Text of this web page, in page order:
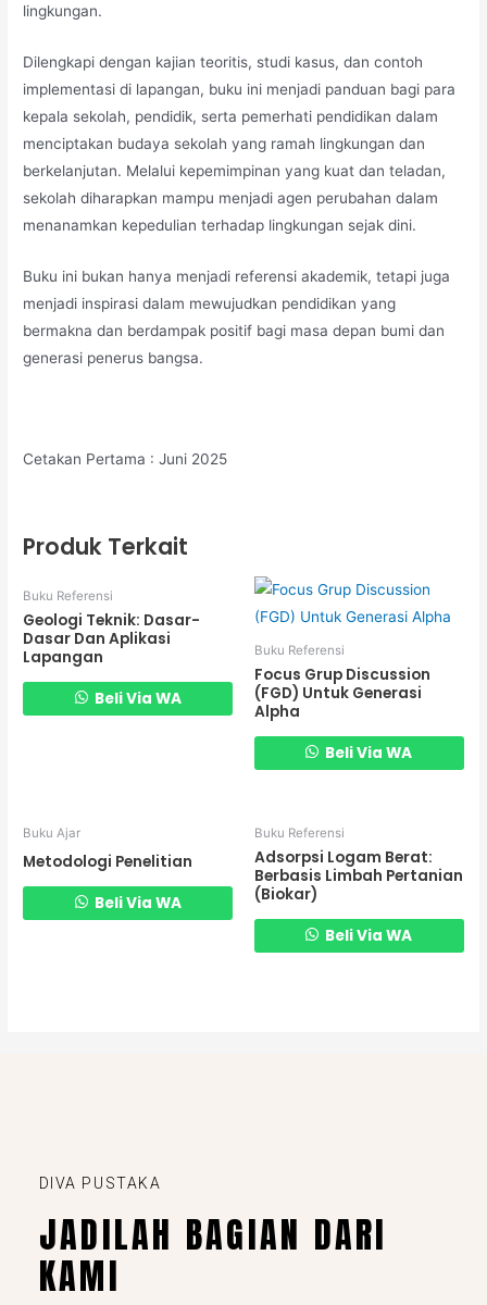
lingkungan.
Dilengkapi dengan kajian teoritis, studi kasus, dan contoh
implementasi di lapangan, buku ini menjadi panduan bagi para
kepala sekolah, pendidik, serta pemerhati pendidikan dalam
menciptakan budaya sekolah yang ramah lingkungan dan
berkelanjutan. Melalui kepemimpinan yang kuat dan teladan,
sekolah diharapkan mampu menjadi agen perubahan dalam
menanamkan kepedulian terhadap lingkungan sejak dini.
Buku ini bukan hanya menjadi referensi akademik, tetapi juga
menjadi inspirasi dalam mewujudkan pendidikan yang
bermakna dan berdampak positif bagi masa depan bumi dan
generasi penerus bangsa.
Cetakan Pertama : Juni 2025
Produk Terkait
Buku Referensi
Geologi Teknik: Dasar-
Dasar Dan Aplikasi
Lapangan
Beli Via WA
Buku Referensi
Focus Grup Discussion
(FGD) Untuk Generasi
Alpha
Beli Via WA
Buku Ajar
Metodologi Penelitian
Beli Via WA
Buku Referensi
Adsorpsi Logam Berat:
Berbasis Limbah Pertanian
(Biokar)
Beli Via WA
DIVA PUSTAKA
JADILAH BAGIAN DARI
KAMI